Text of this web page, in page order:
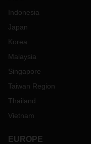
Indonesia
Japan
Korea
Malaysia
Singapore
Taiwan Region
Thailand
Vietnam
EUROPE